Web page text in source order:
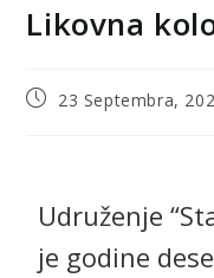
Likovna
23 Septembra,
Udruženje
je godine